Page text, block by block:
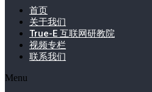
首页
关于我们
True-E 互联网研教院
视频专栏
联系我们
Menu